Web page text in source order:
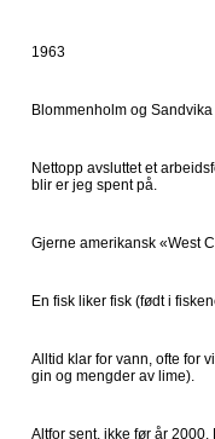
1963
Blommenholm og
Nettopp avsluttet et
blir er jeg spent på.
Gjerne amerikansk «West
En fisk liker fisk (født i
Alltid klar for vann, ofte for
gin og mengder av lime).
Altfor sent, ikke før år